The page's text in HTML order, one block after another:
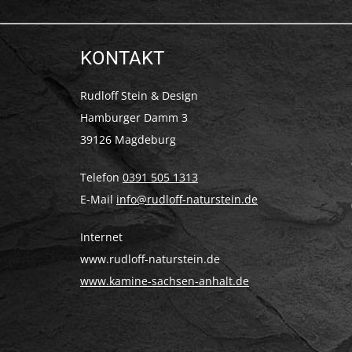
KONTAKT
Rudloff Stein & Design
Hamburger Damm 3
39126 Magdeburg
Telefon 0391 505 1313
E-Mail info@rudloff-naturstein.de
Internet
www.rudloff-naturstein.de
www.kamine-sachsen-anhalt.de